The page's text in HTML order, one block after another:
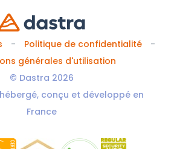
Politique de confidentialité
générales d'utilisation
© Dastra 2026
conçu et développé en
France